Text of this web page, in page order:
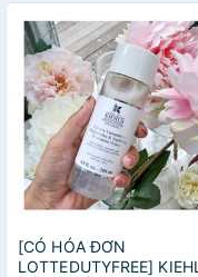
[CÓ HÓA ĐƠN
LOTTEDUTYFREE] KIEHL